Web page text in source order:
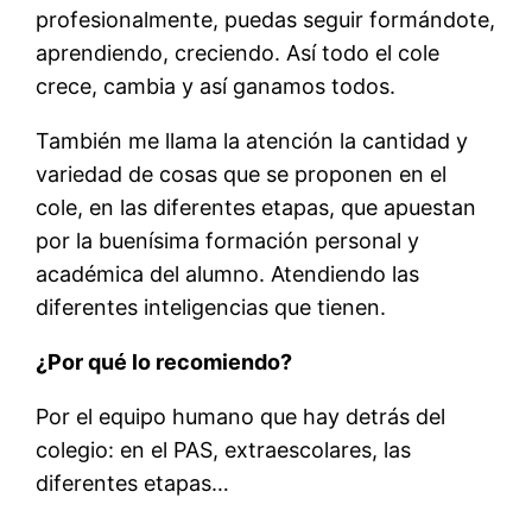
profesionalmente, puedas seguir formándote,
aprendiendo, creciendo. Así todo el cole
crece, cambia y así ganamos todos.
También me llama la atención la cantidad y
variedad de cosas que se proponen en el
cole, en las diferentes etapas, que apuestan
por la buenísima formación personal y
académica del alumno. Atendiendo las
diferentes inteligencias que tienen.
¿Por qué lo recomiendo?
Por el equipo humano que hay detrás del
colegio: en el PAS, extraescolares, las
diferentes etapas…